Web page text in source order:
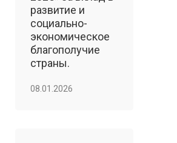
развитие и
социально-
экономическое
благополучие
страны.
08.01.2026